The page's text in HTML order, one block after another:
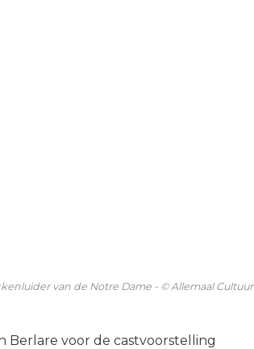
van de Notre Dame - © Allemaal Cultuur
Berlare voor de castvoorstelling